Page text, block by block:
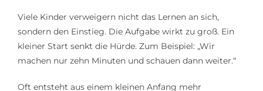
Viele Kinder verweigern nicht das Lernen an sich,
sondern den Einstieg. Die Aufgabe wirkt zu groß. Ein
kleiner Start senkt die Hürde. Zum Beispiel: „Wir
machen nur zehn Minuten und schauen dann weiter.“
Oft entsteht aus einem kleinen Anfang mehr